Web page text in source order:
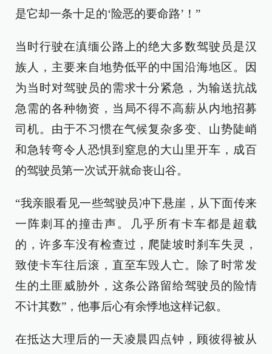
是它却一条十足的‘险恶的要命路’！”
当时行驶在滇缅公路上的绝大多数驾驶员是汉
族人，主要来自地势低平的中国沿海地区。因
为当时对驾驶员的需求十分紧急，为输送抗战
急需的各种物资，当局不得不高薪从内地招募
司机。由于不习惯在气候复杂多变、山势陡峭
和急转弯令人恐惧到窒息的大山里开车，成百
的驾驶员第一次试开就命丧山谷。
“我亲眼看见一些驾驶员冲下悬崖，从下面传来
一阵刺耳的撞击声。几乎所有卡车都是超载
的，许多车没有检查过，爬陡坡时刹车失灵，
致使卡车往后滚，直至车毁人亡。除了时常发
生的土匪威胁外，这条公路留给驾驶员的险情
不计其数”，他事后心有余悸地这样记叙。
在抵达大理后的一天凌晨四点钟，顾彼得被从